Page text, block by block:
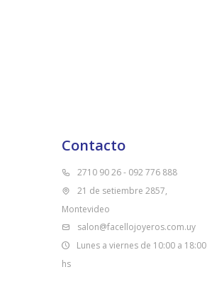
Contacto
2710 90 26 - 092 776 888
21 de setiembre 2857,
Montevideo
salon@facellojoyeros.com.uy
Lunes a viernes de 10:00 a 18:00
hs